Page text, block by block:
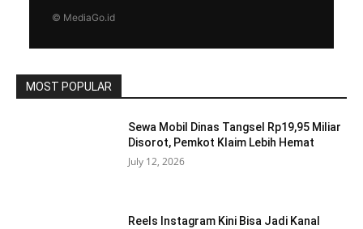
© MediaGo.id
MOST POPULAR
Sewa Mobil Dinas Tangsel Rp19,95 Miliar
Disorot, Pemkot Klaim Lebih Hemat
July 12, 2026
Reels Instagram Kini Bisa Jadi Kanal